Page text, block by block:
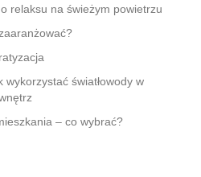
relaksu na świeżym powietrzu
wykorzystać światłowody w
– co wybrać?